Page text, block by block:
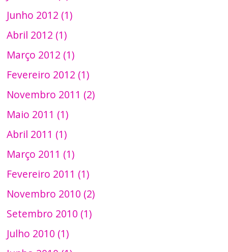
Junho 2012 (1)
Abril 2012 (1)
Março 2012 (1)
Fevereiro 2012 (1)
Novembro 2011 (2)
Maio 2011 (1)
Abril 2011 (1)
Março 2011 (1)
Fevereiro 2011 (1)
Novembro 2010 (2)
Setembro 2010 (1)
Julho 2010 (1)